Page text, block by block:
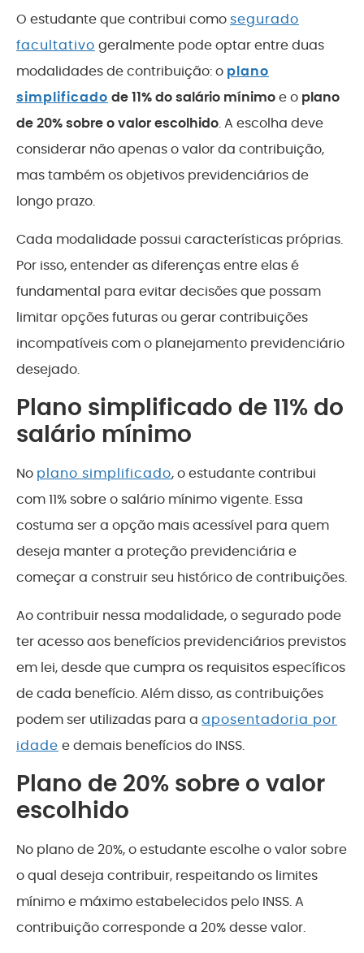
O estudante que contribui como segurado
facultativo geralmente pode optar entre duas
modalidades de contribuição: o plano
simplificado de 11% do salário mínimoe o plano
de 20% sobre o valor escolhido. A escolha deve
considerar não apenas o valor da contribuição,
mas também os objetivos previdenciários de
longo prazo.
Cada modalidade possui características próprias.
Por isso, entender as diferenças entre elas é
fundamental para evitar decisões que possam
limitar opções futuras ou gerar contribuições
incompatíveis com o planejamento previdenciário
desejado.
Plano simplificado de 11% do
salário mínimo
No plano simplificado, o estudante contribui
com 11% sobre o salário mínimo vigente. Essa
costuma ser a opção mais acessível para quem
deseja manter a proteção previdenciária e
começar a construir seu histórico de contribuições.
Ao contribuir nessa modalidade, o segurado pode
ter acesso aos benefícios previdenciários previstos
em lei, desde que cumpra os requisitos específicos
de cada benefício. Além disso, as contribuições
podem ser utilizadas para a aposentadoria por
idade e demais benefícios do INSS.
Plano de 20% sobre o valor
escolhido
No plano de 20%, o estudante escolhe o valor sobre
o qual deseja contribuir, respeitando os limites
mínimo e máximo estabelecidos pelo INSS. A
contribuição corresponde a 20% desse valor.